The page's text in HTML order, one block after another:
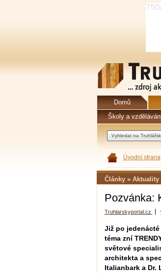
Domů
Školy a
Úvodní strana
Články » Aktuality
Pozvánka:
Truhlarskyportal.cz
Již po jedenácté
téma zní
světové
architekta a
Italianbark a Dr.